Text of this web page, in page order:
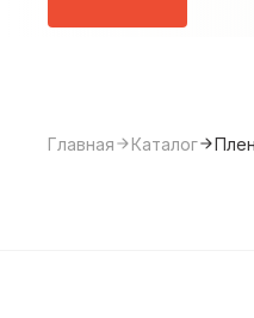
Главная Каталог